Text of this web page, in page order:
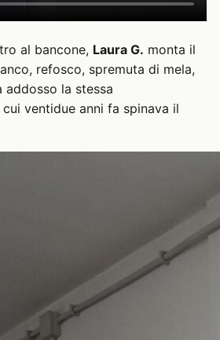
al bancone, Laura G. monta il
refosco, spremuta di mela,
addosso la stessa
ventidue anni fa spinava il